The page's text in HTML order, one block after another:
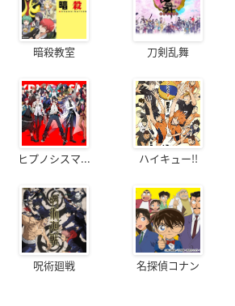
暗殺教室 刀剣乱舞
ヒプノシスマ... ハイキュー!!
呪術廻戦 名探偵コナン